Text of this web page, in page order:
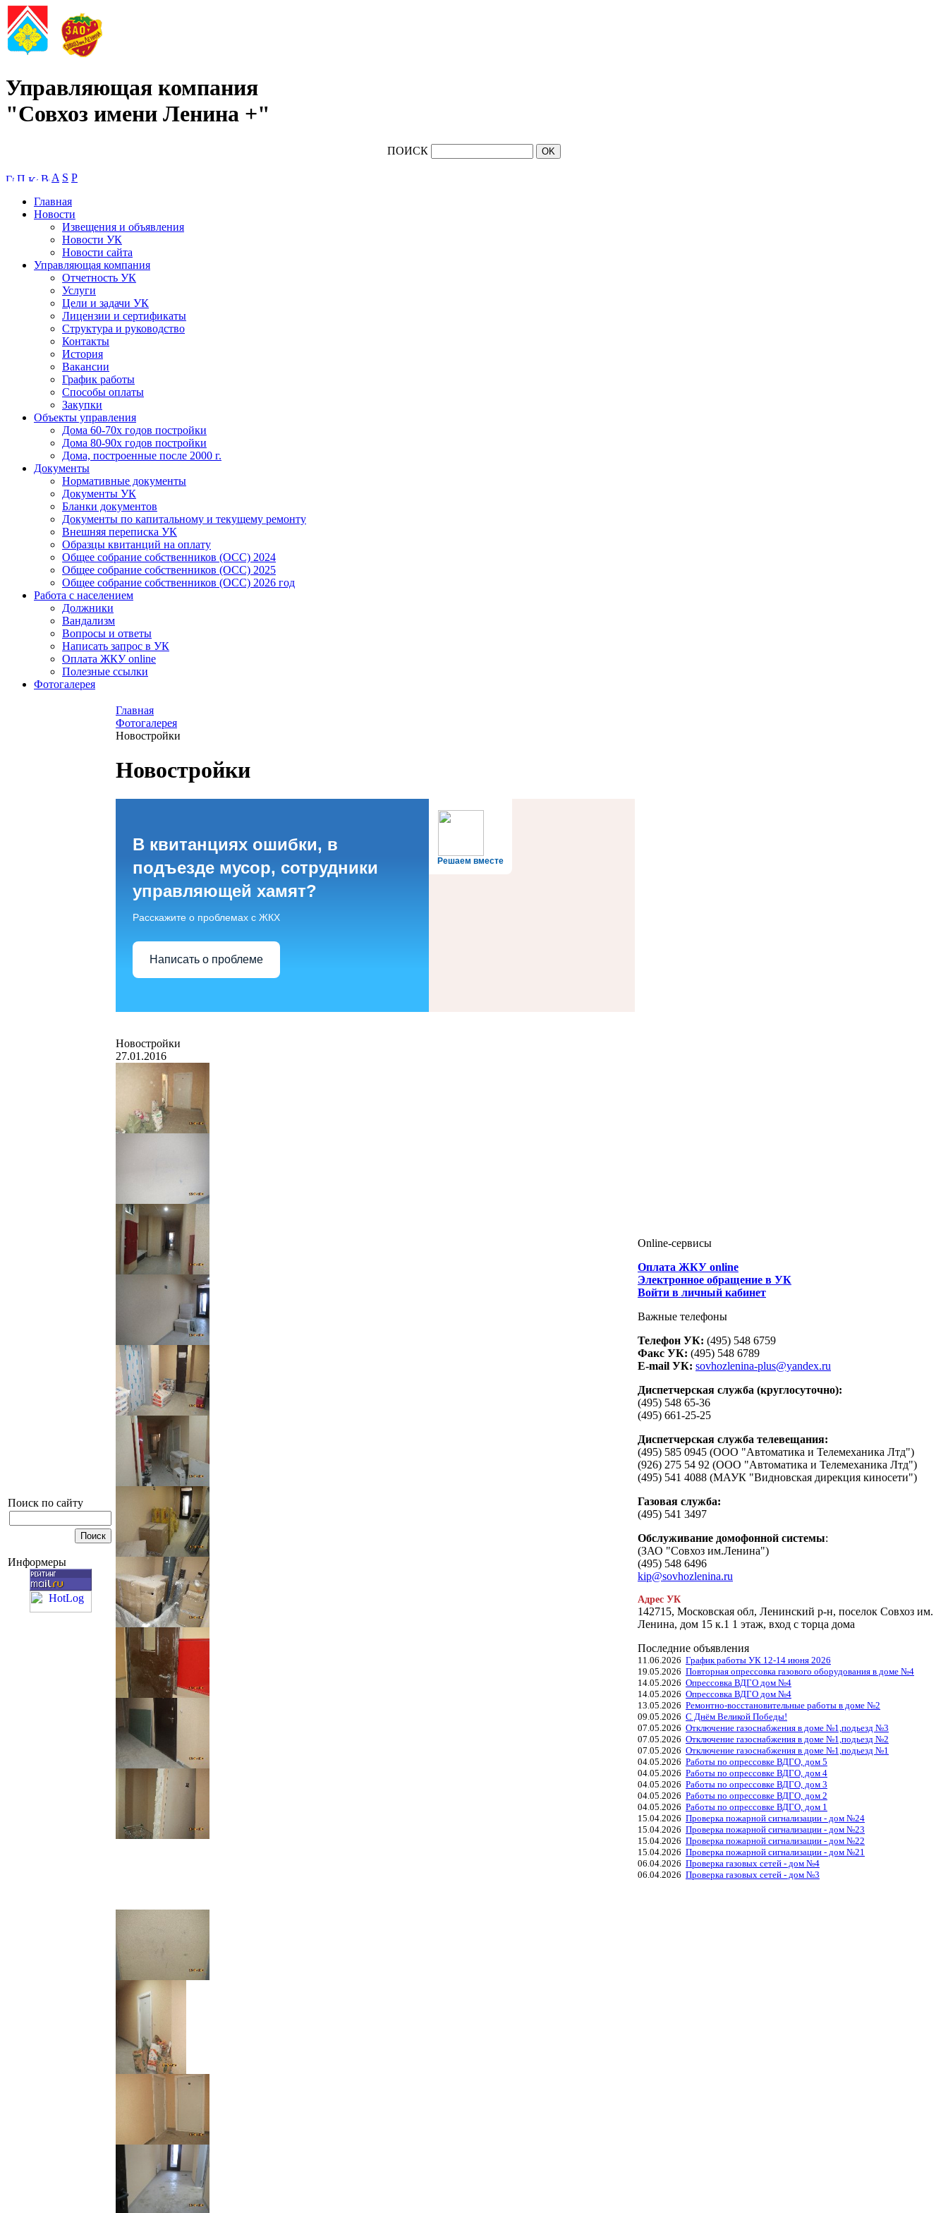
Управляющая компания
"Совхоз имени Ленина +"
ПОИСК
A S P
Главная
Новости
Извещения и объявления
Новости УК
Новости сайта
Управляющая компания
Отчетность УК
Услуги
Цели и задачи УК
Лицензии и сертификаты
Структура и руководство
Контакты
История
Вакансии
График работы
Способы оплаты
Закупки
Объекты управления
Дома 60-70х годов постройки
Дома 80-90х годов постройки
Дома, построенные после 2000 г.
Документы
Нормативные документы
Документы УК
Бланки документов
Документы по капитальному и текущему ремонту
Внешняя переписка УК
Образцы квитанций на оплату
Общее собрание собственников (ОСС) 2024
Общее собрание собственников (ОСС) 2025
Общее собрание собственников (ОСС) 2026 год
Работа с населением
Должники
Вандализм
Вопросы и ответы
Написать запрос в УК
Оплата ЖКУ online
Полезные ссылки
Фотогалерея
Поиск по сайту
Информеры
Главная
Фотогалерея
Новостройки
Новостройки
Решаем вместе
В квитанциях ошибки, в
подъезде мусор, сотрудники
управляющей хамят?
Расскажите о проблемах с ЖКХ
Написать о проблеме
Новостройки
27.01.2016
Online-сервисы
Оплата ЖКУ online
Электронное обращение в УК
Войти в личный кабинет
Важные телефоны
Телефон УК: (495) 548 6759
Факс УК: (495) 548 6789
E-mail УК: sovhozlenina-plus@yandex.ru
Диспетчерская служба (круглосуточно):
(495) 548 65-36
(495) 661-25-25
Диспетчерская служба телевещания:
(495) 585 0945 (ООО "Автоматика и Телемеханика Лтд")
(926) 275 54 92 (ООО "Автоматика и Телемеханика Лтд")
(495) 541 4088 (МАУК "Видновская дирекция киносети")
Газовая служба:
(495) 541 3497
Обслуживание домофонной системы:
(ЗАО "Совхоз им.Ленина")
(495) 548 6496
kip@sovhozlenina.ru
Адрес УК
142715, Московская обл, Ленинский р-н, поселок Совхоз им.
Ленина, дом 15 к.1 1 этаж, вход с торца дома
Последние объявления
11.06.2026 График работы УК 12-14 июня 2026
19.05.2026 Повторная опрессовка газового оборудования в доме №4
14.05.2026 Опрессовка ВДГО дом №4
14.05.2026 Опрессовка ВДГО дом №4
13.05.2026 Ремонтно-восстановительные работы в доме №2
09.05.2026 С Днём Великой Победы!
07.05.2026 Отключение газоснабжения в доме №1,подьезд №3
07.05.2026 Отключение газоснабжения в доме №1,подьезд №2
07.05.2026 Отключение газоснабжения в доме №1,подьезд №1
04.05.2026 Работы по опрессовке ВДГО, дом 5
04.05.2026 Работы по опрессовке ВДГО, дом 4
04.05.2026 Работы по опрессовке ВДГО, дом 3
04.05.2026 Работы по опрессовке ВДГО, дом 2
04.05.2026 Работы по опрессовке ВДГО, дом 1
15.04.2026 Проверка пожарной сигнализации - дом №24
15.04.2026 Проверка пожарной сигнализации - дом №23
15.04.2026 Проверка пожарной сигнализации - дом №22
15.04.2026 Проверка пожарной сигнализации - дом №21
06.04.2026 Проверка газовых сетей - дом №4
06.04.2026 Проверка газовых сетей - дом №3